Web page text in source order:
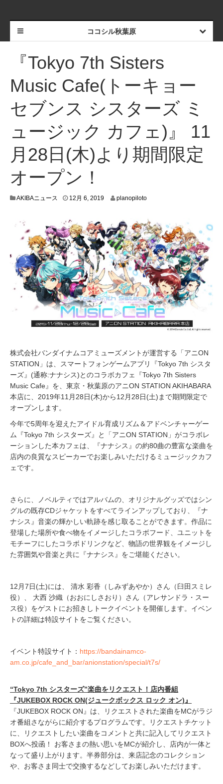
ココシル秋葉原
『Tokyo 7th Sisters
Music Cafe(トーキョー
セブンス シスターズ ミ
ュージック カフェ)』 11
月28日(木)より期間限定
オープン！
AKIBAニュース 12月 6, 20191
,
2
0
1
planopiloto
株式会社バンダイナムコアミューズメントが運営する「アニON
STATION」は、スマートフォンゲームアプリ『Tokyo 7th シスタ
ーズ』(通称:ナナシス)とのコラボカフェ『Tokyo 7th Sisters
Music Cafe』を、東京・秋葉原のアニON STATION AKIHABARA
本店に、2019年11月28日(木)から12月28日(土)まで期間限定で
オープンします。
今年で5周年を迎えたアイドル育成リズム＆アドベンチャーゲー
ム『Tokyo 7th シスターズ』と「アニON STATION」がコラボレ
ーションした本カフェは、『ナナシス』の約80曲の豊富な楽曲を
店内の良質なスピーカーでお楽しみいただけるミュージックカフ
ェです。
さらに、ノベルティではアルバムの、オリジナルグッズではシン
グルの既存CDジャケットをすべてラインアップしており、『ナ
ナシス』音楽の輝かしい軌跡を感じ取ることができます。作品に
登場した場所や食べ物をイメージしたコラボフード、ユニットを
モチーフにしたコラボドリンクなど、物語の世界観をイメージし
た雰囲気や音楽と共に『ナナシス』をご堪能ください。
12月7日(土)には、 清水 彩香（しみずあやか）さん（臼田スミレ
役）、 大西 沙織（おおにしさおり）さん（アレサンドラ・スー
ス役）をゲストにお招きしトークイベントを開催します。イベン
トの詳細は特設サイトをご覧ください。
イベント特設サイト： https://bandainamco-
am.co.jp/cafe_and_bar/anionstation/special/t7s/
“Tokyo 7th シスターズ”楽曲をリクエスト！店内番組
『JUKEBOX ROCK ON(ジュークボックス ロック オン)』
『JUKEBOX ROCK ON』は、リクエストされた楽曲をMCがラジ
オ番組さながらに紹介するプログラムです。リクエストチケット
に、リクエストしたい楽曲をコメントと共に記入してリクエスト
BOXへ投函！ お客さまの熱い思いをMCが紹介し、店内が一体と
なって盛り上がります。半券部分は、来店記念のコレクション
や、お客さま同士で交換するなどしてお楽しみいただけます。